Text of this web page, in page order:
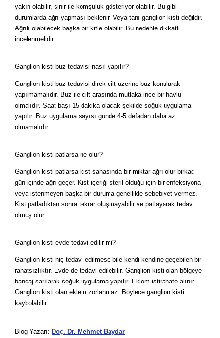
yakın olabilir, sinir ile komşuluk gösteriyor olabilir. Bu gibi
durumlarda ağrı yapması beklenir. Veya tanı ganglion kisti değildir.
Ağrılı olabilecek başka bir kitle olabilir. Bu nedenle dikkatli
incelenmelidir.
Ganglion kisti buz tedavisi nasıl yapılır?
Ganglion kisti buz tedavisi direk cilt üzerine buz konularak
yapılmamalıdır. Buz ile cilt arasında mutlaka ince bir havlu
olmalıdır. Saat başı 15 dakika olacak şekilde soğuk uygulama
yapılır. Buz uygulama sayısı günde 4-5 defadan daha az
olmamalıdır.
Ganglion kisti patlarsa ne olur?
Ganglion kisti patlarsa kist sahasında bir miktar ağrı olur birkaç
gün içinde ağrı geçer. Kist içeriği steril olduğu için bir enfeksiyona
veya istenmeyen başka bir duruma genellikle sebebiyet vermez.
Kist patladıktan sonra tekrar oluşmayabilir ve patlayarak tedavi
olmuş olur.
Ganglion kisti evde tedavi edilir mi?
Ganglion kisti hiç tedavi edilmese bile kendi kendine geçebilen bir
rahatsızlıktır. Evde de tedavi edilebilir. Ganglion kisti olan bölgeye
bandaj sarılarak soğuk uygulama yapılır. Eklem istirahate alınır.
Ganglion kisti olan eklem zorlanmaz. Böylece ganglion kisti
kaybolabilir.
Blog Yazarı: Doç. Dr. Mehmet Baydar